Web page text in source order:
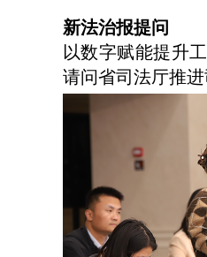
新法治报提问
以数字赋能提升
请问省司法厅推